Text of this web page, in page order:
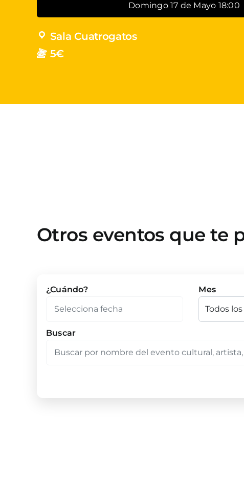
Domingo 17 de Mayo 18:00
Sala Cuatrogatos
5€
Otros eventos que te
¿Cuándo? Mes
Buscar